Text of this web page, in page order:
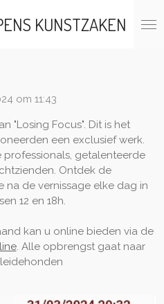
KUNSTZAKEN
om 11:43
"Losing Focus". Dit is het
een exclusief werk.
getalenteerde
Ontdek de
na de vernissage elke dag in
12 en 18h.
kan u online bieden via de
. Alle opbrengst gaat naar